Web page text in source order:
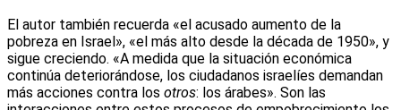
El autor también recuerda «el acusado aumento de la
pobreza en Israel», «el más alto desde la década de 1950», y
sigue creciendo. «A medida que la situación económica
continúa deteriorándose, los ciudadanos israelíes demandan
más acciones contra los otros: los árabes». Son las